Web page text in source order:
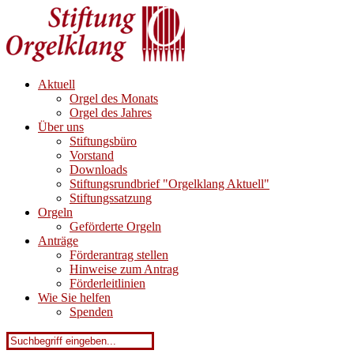
Aktuell
Orgel des Monats
Orgel des Jahres
Über uns
Stiftungsbüro
Vorstand
Downloads
Stiftungsrundbrief "Orgelklang Aktuell"
Stiftungssatzung
Orgeln
Geförderte Orgeln
Anträge
Förderantrag stellen
Hinweise zum Antrag
Förderleitlinien
Wie Sie helfen
Spenden